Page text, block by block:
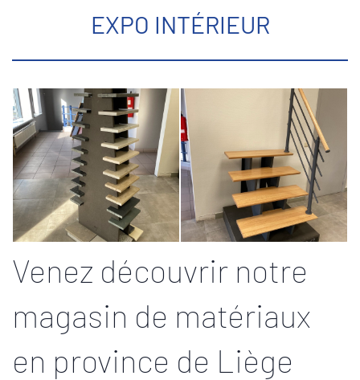
Venez découvrir notre
magasin de matériaux
en province de Liège
EXPO INTÉRIEUR